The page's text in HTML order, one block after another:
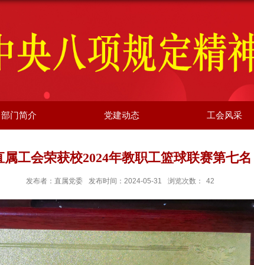
部门简介 党建动态 工会风采
属工会荣获校2024年教职工篮球联赛第七名
发布者：直属党委 发布时间：2024-05-31 浏览次数： 42